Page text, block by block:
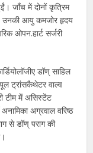
जाँच में दोनों कृत्रिम
उनकी आयु कमजोर हृदय
ओपन.हार्ट सर्जरी
डॉण् साहिल
ट्रांसकैथेटर वाल्व
टीम में असिस्टेंट
अग्रवाल वरिष्ठ
से डॉण् पराग की